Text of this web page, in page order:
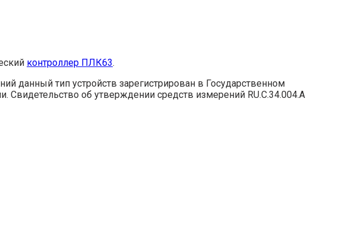
контроллер ПЛК63.
данный тип устройств зарегистрирован в Государственном
об утверждении средств измерений RU.C.34.004.A